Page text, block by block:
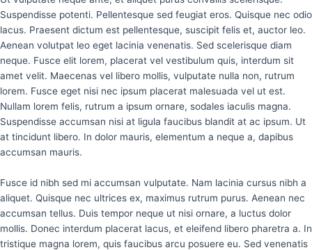
Suspendisse potenti. Pellentesque sed feugiat eros. Quisque nec odio
lacus. Praesent dictum est pellentesque, suscipit felis et, auctor leo.
Aenean volutpat leo eget lacinia venenatis. Sed scelerisque diam
neque. Fusce elit lorem, placerat vel vestibulum quis, interdum sit
amet velit. Maecenas vel libero mollis, vulputate nulla non, rutrum
lorem. Fusce eget nisi nec ipsum placerat malesuada vel ut est.
Nullam lorem felis, rutrum a ipsum ornare, sodales iaculis magna.
Suspendisse accumsan nisi at ligula faucibus blandit at ac ipsum. Ut
at tincidunt libero. In dolor mauris, elementum a neque a, dapibus
accumsan mauris.
Fusce id nibh sed mi accumsan vulputate. Nam lacinia cursus nibh a
aliquet. Quisque nec ultrices ex, maximus rutrum purus. Aenean nec
accumsan tellus. Duis tempor neque ut nisi ornare, a luctus dolor
mollis. Donec interdum placerat lacus, et eleifend libero pharetra a. In
tristique magna lorem, quis faucibus arcu posuere eu. Sed venenatis